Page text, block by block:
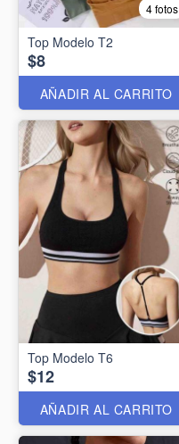
4 fotos
Top Modelo T2
$8
AÑADIR AL CARRITO
Top Modelo T6
$12
AÑADIR AL CARRITO